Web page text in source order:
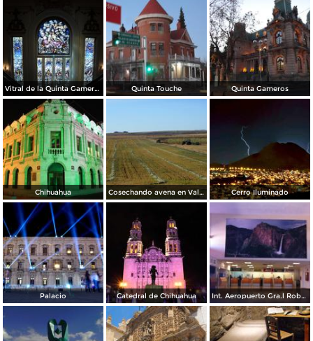
Vitral de la Quinta Gameros / 2011 Quinta Touche Quinta Gameros
Chihuahua Cosechando avena en Valles de Chihuahua Cerro Iluminado
Palacio Catedral de Chihuahua Int. Aeropuerto Gra.l Roberto Fierro V.